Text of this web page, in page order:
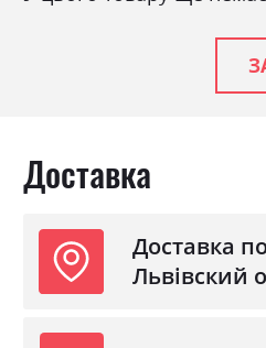
Доставка
Доставка
Львівский